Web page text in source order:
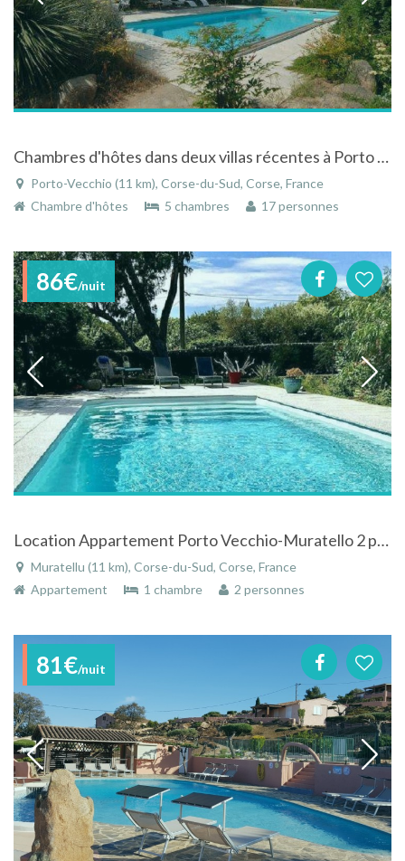
Chambres d'hôtes dans deux villas récentes à Porto vecchio en Corse avec piscine
Porto-Vecchio (11 km), Corse-du-Sud, Corse, France
Chambre d'hôtes
5 chambres 17 personnes
86€/nuit
Location Appartement Porto Vecchio-Muratello 2 personnes
Muratellu (11 km), Corse-du-Sud, Corse, France
Appartement
1 chambre 2 personnes
81€/nuit